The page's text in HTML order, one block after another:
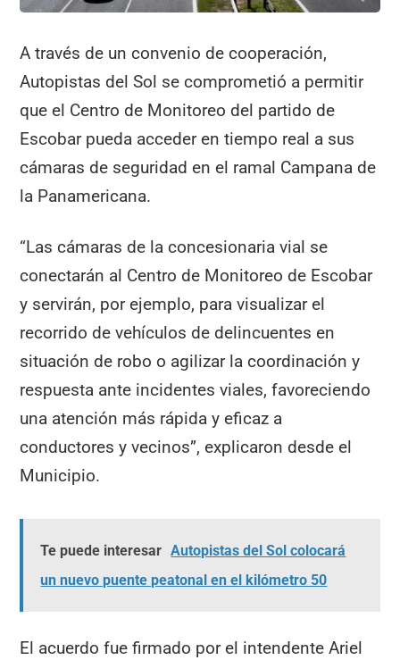
A través de un convenio de cooperación,
Autopistas del Sol se comprometió a permitir
que el Centro de Monitoreo del partido de
Escobar pueda acceder en tiempo real a sus
cámaras de seguridad en el ramal Campana de
la Panamericana.
“Las cámaras de la concesionaria vial se
conectarán al Centro de Monitoreo de Escobar
y servirán, por ejemplo, para visualizar el
recorrido de vehículos de delincuentes en
situación de robo o agilizar la coordinación y
respuesta ante incidentes viales, favoreciendo
una atención más rápida y eficaz a
conductores y vecinos”, explicaron desde el
Municipio.
Te puede interesar Autopistas del Sol colocará
un nuevo puente peatonal en el kilómetro 50
El acuerdo fue firmado por el intendente Ariel